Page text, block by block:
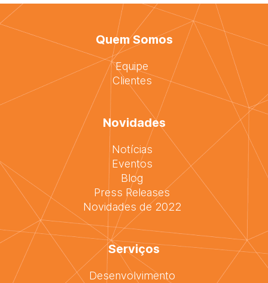
Quem Somos
Equipe
Clientes
Novidades
Notícias
Eventos
Blog
Press Releases
Novidades de 2022
Serviços
Desenvolvimento